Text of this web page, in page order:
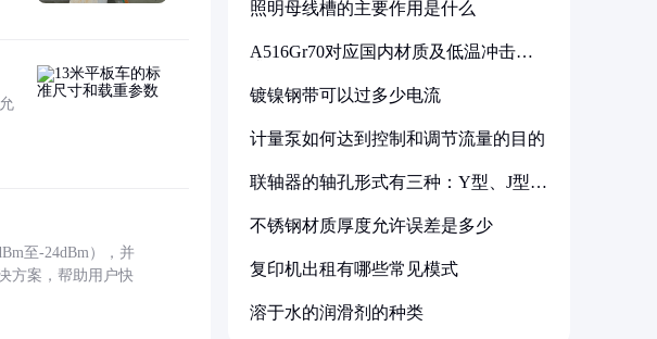
至-24dBm），并
方案，帮助用户快
照明母线槽的主要作用是什么
A516Gr70对应国内材质及低温冲击要
镀镍钢带可以过多少电流
计量泵如何达到控制和调节流量的目的
联轴器的轴孔形式有三种：Y型、J型、
不锈钢材质厚度允许误差是多少
复印机出租有哪些常见模式
溶于水的润滑剂的种类